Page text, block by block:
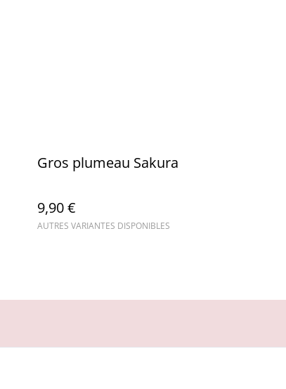
Gros plumeau Sakura
9,90 €
AUTRES VARIANTES DISPONIBLES